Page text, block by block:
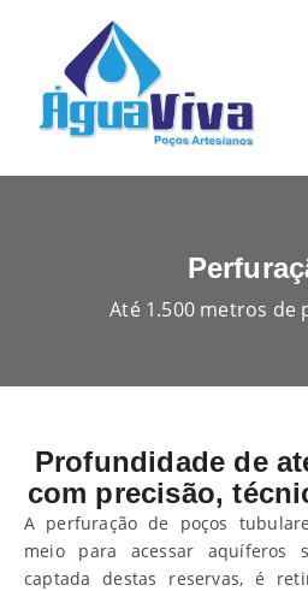
Até 1.500 metros de
Profundidade de
com precisão,
A perfuração de poços
meiopara acessar aquíferos
captada destas reservas, é